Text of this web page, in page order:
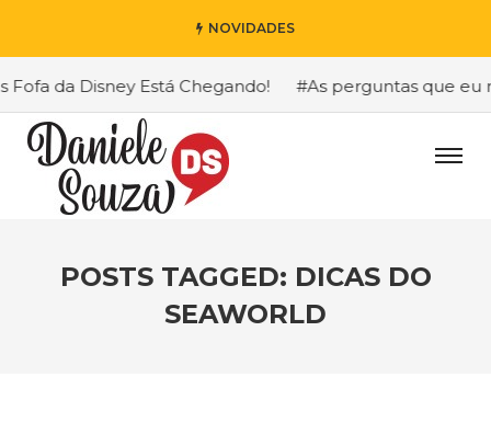
NOVIDADES
da Disney Está Chegando! #As perguntas que eu
POSTS TAGGED: DICAS DO
SEAWORLD